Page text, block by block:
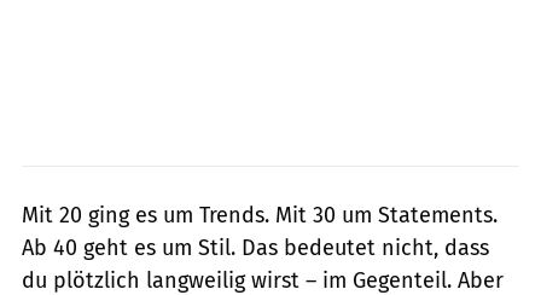
Mit 20 ging es um Trends. Mit 30 um Statements.
Ab 40 geht es um Stil. Das bedeutet nicht, dass
du plötzlich langweilig wirst – im Gegenteil. Aber